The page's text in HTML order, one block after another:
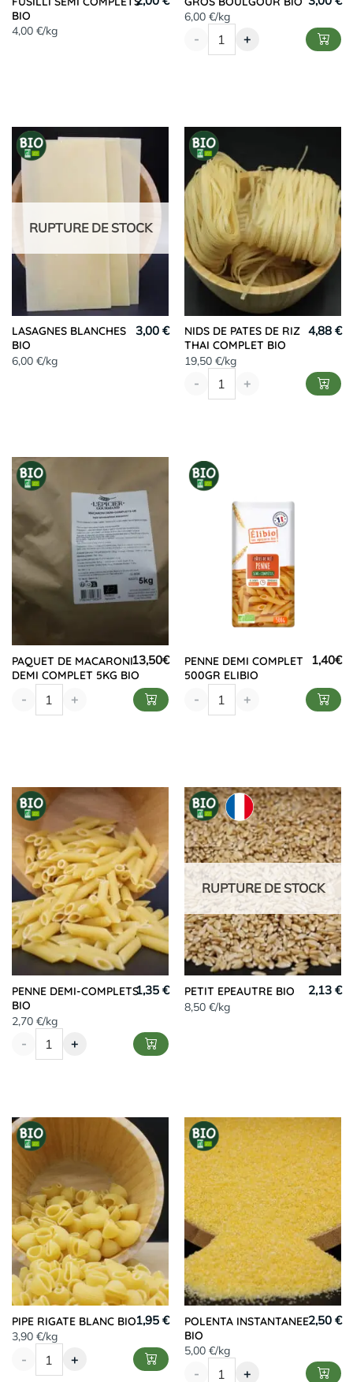
BIO
4,00 €/kg
6,00 €/kg
- +
RUPTURE DE STOCK
LASAGNES BLANCHES
BIO
6,00 €/kg
3,00 €
NIDS DE PATES DE RIZ
THAI COMPLET BIO
19,50 €/kg
4,88 €
- +
PAQUET DE MACARONI
DEMI COMPLET 5KG BIO
13,50€
- +
PENNE DEMI COMPLET
500GR ELIBIO
1,40€
- +
PENNE DEMI-COMPLETS
BIO
2,70 €/kg
1,35 €
- +
RUPTURE DE STOCK
PETIT EPEAUTRE BIO
8,50 €/kg
2,13 €
PIPE RIGATE BLANC BIO
3,90 €/kg
1,95 €
- +
POLENTA INSTANTANEE
BIO
5,00 €/kg
2,50 €
- +